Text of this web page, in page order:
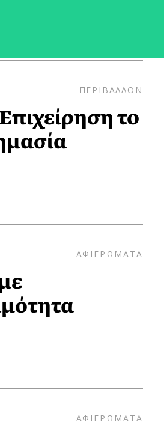
ΠΕΡΙΒΑΛΛΟΝ
το
ΑΦΙΕΡΩΜΑΤΑ
ΑΦΙΕΡΩΜΑΤΑ